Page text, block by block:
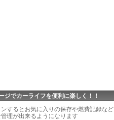
ジでカーライフを便利に楽しく！！
するとお気に入りの保存や燃費記録など
理が出来るようになります